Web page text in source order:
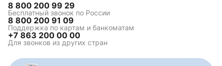
8 800 200 99 29
Бесплатный звонок по России
8 800 200 91 09
Поддержка по картам и банкоматам
+7 863 200 00 00
Для звонков из других стран